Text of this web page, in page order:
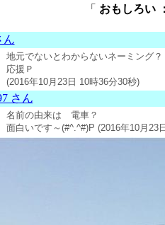
「 おもしろい
ん
地元でないとわからないネーミング？
応援Ｐ
(2016年10月23日 10時36分30秒)
さん
名前の由来は 電車？
面白いです～(#^.^#)P (2016年10月23